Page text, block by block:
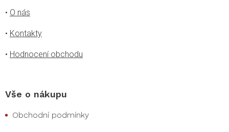
• O nás
• Kontakty
• Hodnocení obchodu
Vše o nákupu
Obchodní podmínky